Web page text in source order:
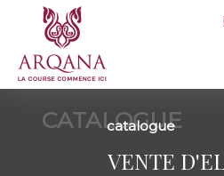
CATALOGUE
catalogue
VENTE